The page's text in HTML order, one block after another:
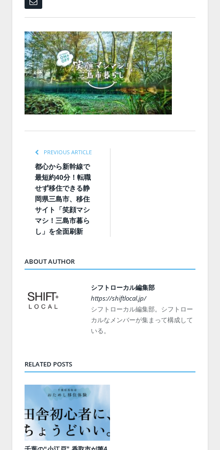
PREVIOUS ARTICLE
都心から新幹線で
最短約40分！転職
せず移住できる静
岡県三島市、移住
サイト「笑顔マシ
マシ！三島市暮ら
し」を全面刷新
ABOUT AUTHOR
シフトローカル編集部
https://shiftlocal.jp/
シフトローカル編集部。シフトロー
カルなメンバーが集まって構成して
いる。
RELATED POSTS